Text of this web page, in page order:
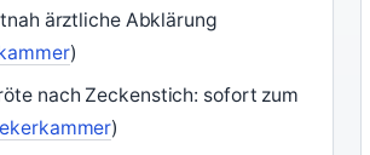
ärztliche Abklärung
)
nach Zeckenstich: sofort zum
)